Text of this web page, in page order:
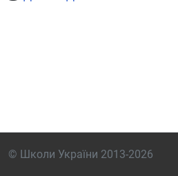
© Школи України 2013-2026